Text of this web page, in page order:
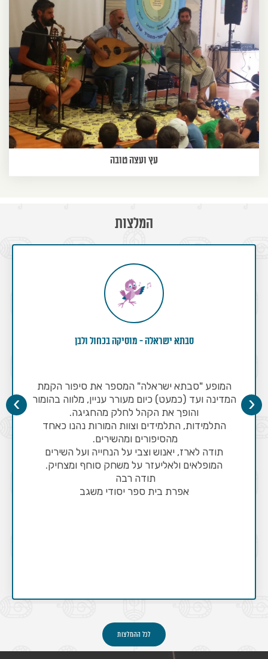
עץ ועצה טובה
המלצות
סבתא ישראלה - מוסיקה בכחול ולבן
המופע "סבתא ישראלה" המספר את סיפור הקמת
המדינה ועד (כמעט) כיום מעורר עניין, מלווה בהומור
והופך את הקהל לחלק מהחגיגה.
התלמידות, התלמידים וצוות המורות נהנו כאחד
מהסיפורים ומהשירים.
תודה לארז, יאנוש וצבי על הנחייה ועל השירים
המופלאים ולאליעזר על משחק סוחף ומצחיק.
תודה רבה
אפרת בית ספר יסודי משגב
‹
›
לכל ההמלצות